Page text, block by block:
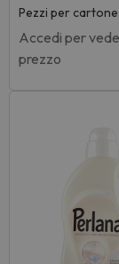
Pezzi per cartone:
Accedi per
prezzo